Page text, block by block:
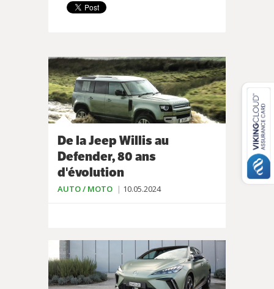
De la Jeep Willis au
Defender, 80 ans
d'évolution
AUTO / MOTO 10.05.2024